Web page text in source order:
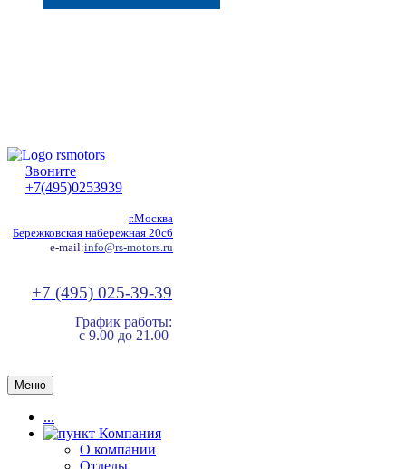
Звоните
+7(495)0253939
г.Москва
Бережковская набережная 20с6
e-mail:info@rs-motors.ru
+7 (495) 025-39-39
График работы:
с 9.00 до 21.00
Меню
...
Компания
О компании
Отделы